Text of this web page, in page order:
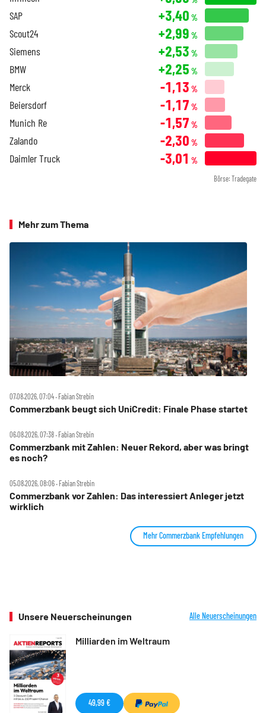
SAP +3,40 %
Scout24 +2,99 %
Siemens +2,53 %
BMW +2,25 %
Merck -1,13 %
Beiersdorf -1,17 %
Munich Re -1,57 %
Zalando -2,30 %
Daimler Truck -3,01 %
Börse: Tradegate
Mehr zum Thema
07.08.2026, 07:04 ‧ Fabian Strebin
Commerzbank beugt sich UniCredit: Finale Phase startet
06.08.2026, 07:38 ‧ Fabian Strebin
Commerzbank mit Zahlen: Neuer Rekord, aber was bringt
es noch?
05.08.2026, 08:06 ‧ Fabian Strebin
Commerzbank vor Zahlen: Das interessiert Anleger jetzt
wirklich
Mehr Commerzbank Empfehlungen
Unsere Neuerscheinungen Alle Neuerscheinungen
Milliarden im Weltraum
49,99 €